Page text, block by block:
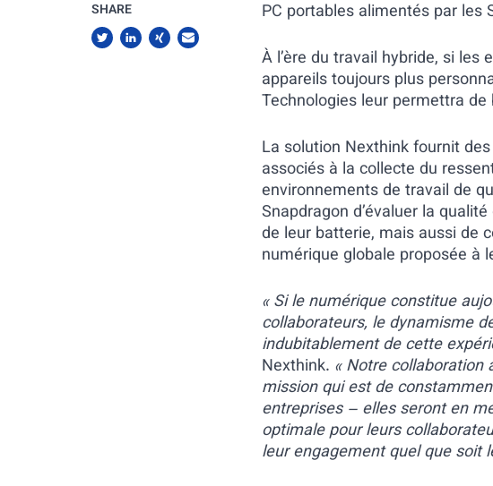
SHARE
PC portables alimentés par les
À l’ère du travail hybride, si
appareils toujours plus
Technologies leur permettra
La solution Nexthink fournit
associés à la collecte du
environnements de travail de
Snapdragon d’évaluer la
de leur batterie, mais aussi de
numérique globale proposée à
« Si le numérique constitue
collaborateurs, le dynamisme
indubitablement de cette
Nexthink. « Notre collaboration
mission qui est de
entreprises – elles seront en
optimale pour leurs
leur engagement quel que soit